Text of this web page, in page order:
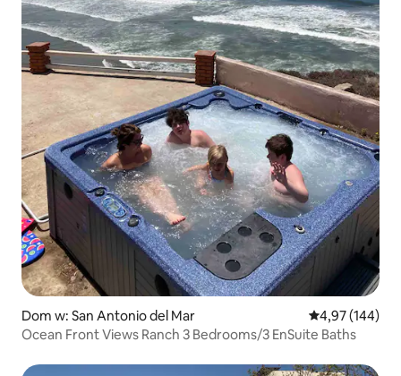
Dom w: San Antonio del Mar Średnia
4,97 (144)
Ocean Front Views Ranch 3 Bedrooms/3 EnSuite Baths